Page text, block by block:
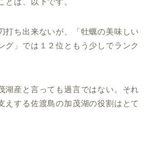
打ち出来ないが、「牡蠣の美味しい
グ」では１２位ともう少しでランク
湖産と言っても過言ではない。それ
えする佐渡島の加茂湖の役割はとて